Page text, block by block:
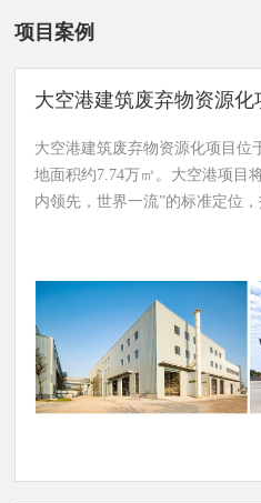
程，装修废弃物主要来源于
熟运营并推广“固定式受纳循
模式”两大基本创新运营模
式。
可知，工程泥浆具
高、深度脱水较困
理处置方式大多是
的自然环境污染和
化学固化或化学絮
处理效率极低。 为
市建设可持续发展
资源化、无害化处
项目案例
大空港建筑废弃物资源化
大空港建筑废弃物资源化项目位
地面积约7.74万㎡。大空港项目
内领先，世界一流”的标准定位